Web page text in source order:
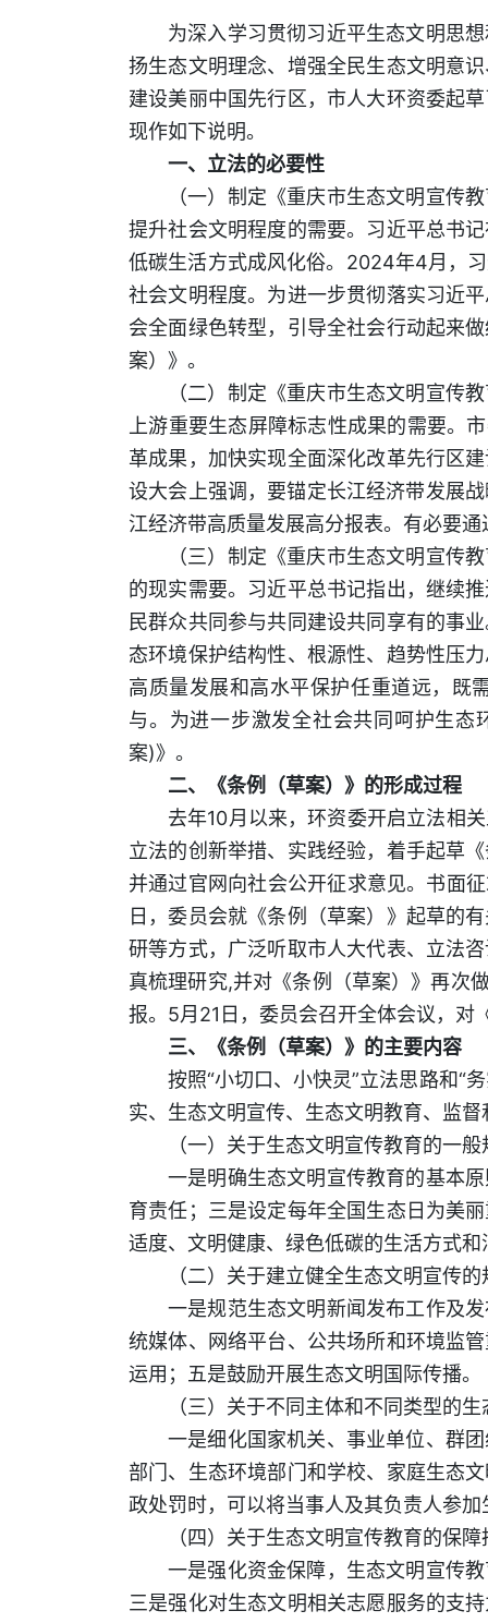
为深入学习贯彻习近平生态文明思
扬生态文明理念、增强全民生态文明意
建设美丽中国先行区，市人大环资委起
现作如下说明。
一、立法的必要性
（一）制定《重庆市生态文明宣传
提升社会文明程度的需要。习近平总书
低碳生活方式成风化俗。2024年4月，
社会文明程度。为进一步贯彻落实习近
会全面绿色转型，引导全社会行动起来
案）》。
（二）制定《重庆市生态文明宣传
上游重要生态屏障标志性成果的需要。
革成果，加快实现全面深化改革先行区
设大会上强调，要锚定长江经济带发展
江经济带高质量发展高分报表。有必要
（三）制定《重庆市生态文明宣传
的现实需要。习近平总书记指出，继续
民群众共同参与共同建设共同享有的事
态环境保护结构性、根源性、趋势性压
高质量发展和高水平保护任重道远，既
与。为进一步激发全社会共同呵护生
案)》。
二、《条例（草案）》的形成过程
去年10月以来，环资委开启立法相
立法的创新举措、实践经验，着手起草
并通过官网向社会公开征求意见。书面
日，委员会就《条例（草案）》起草的
研等方式，广泛听取市人大代表、立法
真梳理研究,并对《条例（草案）》再次
报。5月21日，委员会召开全体会议，对
三、《条例（草案）》的主要内容
按照“小切口、小快灵”立法思路和“
实、生态文明宣传、生态文明教育、监
（一）关于生态文明宣传教育的一般
一是明确生态文明宣传教育的基本
育责任；三是设定每年全国生态日为美
适度、文明健康、绿色低碳的生活方式
（二）关于建立健全生态文明宣传
一是规范生态文明新闻发布工作及
统媒体、网络平台、公共场所和环境监
运用；五是鼓励开展生态文明国际传播。
（三）关于不同主体和不同类型的
一是细化国家机关、事业单位、群
部门、生态环境部门和学校、家庭生态
政处罚时，可以将当事人及其负责人参
（四）关于生态文明宣传教育的保障
一是强化资金保障，生态文明宣传
三是强化对生态文明相关志愿服务的支